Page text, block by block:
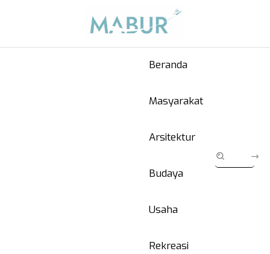
Beranda
Masyarakat
Arsitektur
Budaya
Usaha
Rekreasi